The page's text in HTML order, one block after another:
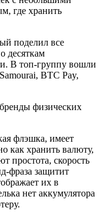
где хранить
поделил все
десяткам
В топ-группу вошли
BTC Pay,
физических
флэшка, имеет
как хранить валюту,
простота, скорость
фраза защитит
их в
нет аккумулятора